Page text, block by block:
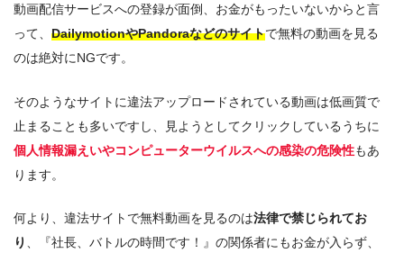
動画配信サービスへの登録が面倒、お金がもったいないからと言
って、 DailymotionやPandoraなどのサイトで無料の動画を見る
のは絶対にNGです。
そのようなサイトに違法アップロードされている動画は低画質で
止まることも多いですし、見ようとしてクリックしているうちに
個人情報漏えいやコンピューターウイルスへの感染の危険性もあ
ります。
何より、違法サイトで無料動画を見るのは法律で禁じられてお
り
、『社長、バトルの時間です！』の関係者にもお金が入らず、